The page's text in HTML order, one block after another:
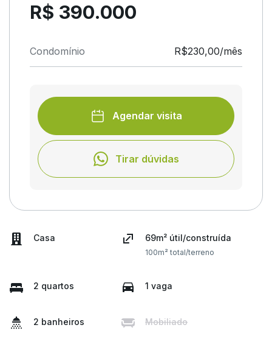
R$ 390.000
Condomínio R$230,00/mês
Agendar visita
Tirar dúvidas
Casa 69m² útil/construída
100m² total/terreno
2 quartos 1 vaga
2 banheiros Mobiliado